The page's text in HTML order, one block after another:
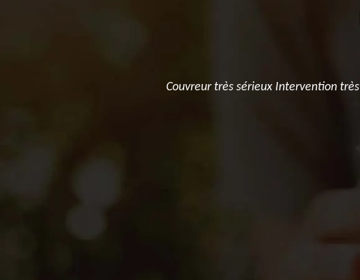
Couvreur très sérieux Intervention